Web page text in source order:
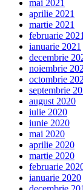
mai 2021
aprilie 2021
martie 2021
februarie 2021
ianuarie 2021
decembrie
noiembrie
octombrie
septembrie
august 2020
iulie 2020
iunie 2020
mai 2020
aprilie 2020
martie 2020
februarie
ianuarie 2020